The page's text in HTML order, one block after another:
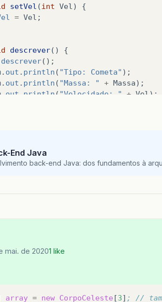
setVel (int Vel )
{
= Vel ;
descrever()
{
descrever();
. out . println ( "Tipo: Cometa" );
. out . println ( "Massa: " + Massa);
out println ( "Velocidade: " + Vel );
End Java
back-end Java: dos fundamentos à
mai. de 20201 like
array = new CorpoCeleste [3] ; //